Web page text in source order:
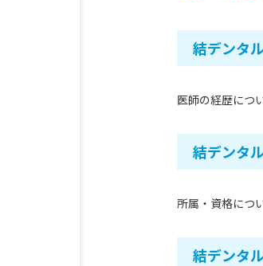
結デンタ
医師の経歴につ
結デンタ
所属・資格につ
結デンタ